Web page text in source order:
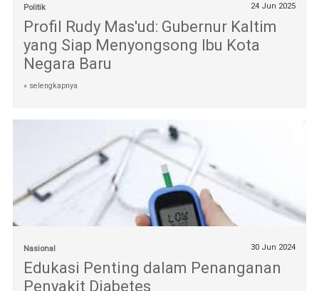
Politik 24 Jun 2025
Profil Rudy Mas'ud: Gubernur Kaltim
yang Siap Menyongsong Ibu Kota
Negara Baru
» selengkapnya
Nasional 30 Jun 2024
Edukasi Penting dalam Penanganan
Penyakit Diabetes